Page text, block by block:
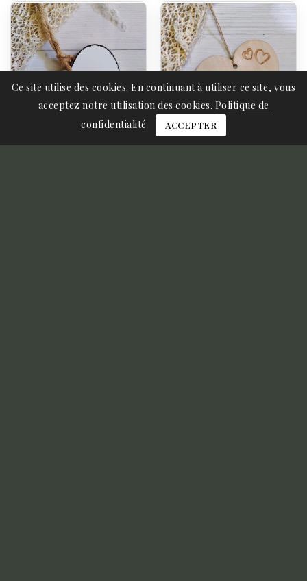
Coeur En Bois "I Love You" Herz Aus Holz "Danke,
Ce site utilise des cookies. En continuant à utiliser ce site, vous
acceptez notre utilisation des cookies. Politique de
confidentialité
ACCEPTER